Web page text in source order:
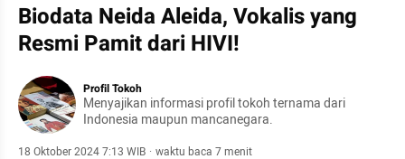
Biodata Neida Aleida, Vokalis yang
Resmi Pamit dari HIVI!
Profil Tokoh
Menyajikan informasi profil tokoh ternama dari
Indonesia maupun mancanegara.
18 Oktober 2024 7:13 WIB · waktu baca 7 menit